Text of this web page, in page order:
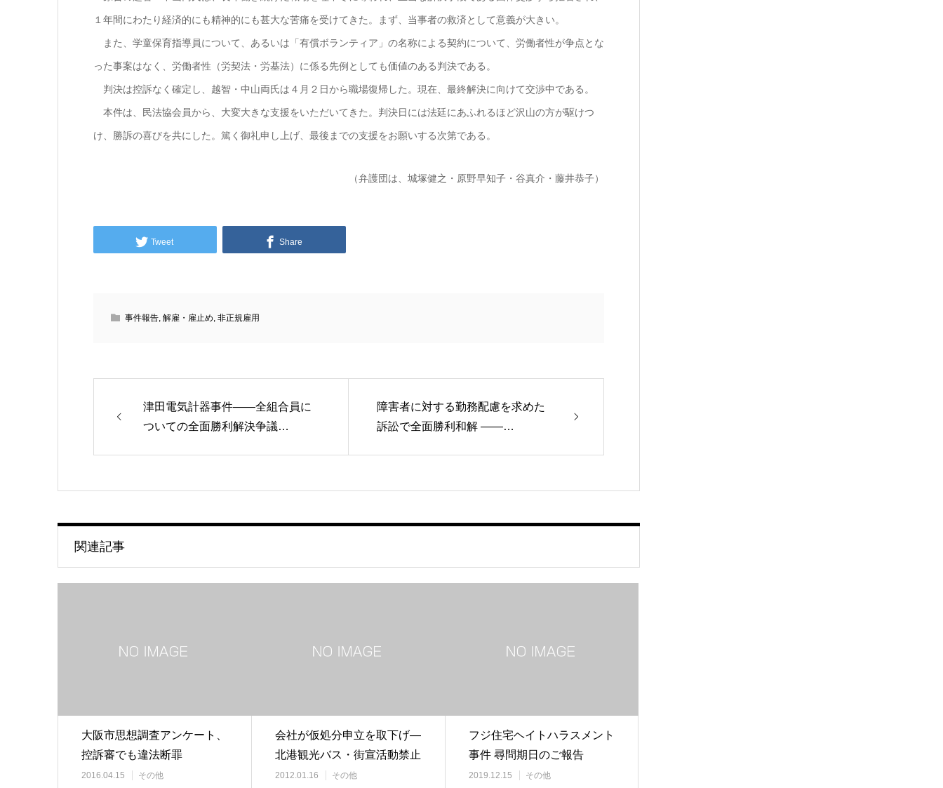
１年間にわたり経済的にも精神的にも甚大な苦痛を受けてきた。まず、当事者の救済として意義が大きい。
また、学童保育指導員について、あるいは「有償ボランティア」の名称による契約について、労働者性が争点とな
った事案はなく、労働者性（労契法・労基法）に係る先例としても価値のある判決である。
判決は控訴なく確定し、越智・中山両氏は４月２日から職場復帰した。現在、最終解決に向けて交渉中である。
本件は、民法協会員から、大変大きな支援をいただいてきた。判決日には法廷にあふれるほど沢山の方が駆けつ
け、勝訴の喜びを共にした。篤く御礼申し上げ、最後までの支援をお願いする次第である。
（弁護団は、城塚健之・原野早知子・谷真介・藤井恭子）
Tweet Share
事件報告 解雇・雇止め 非正規雇用
津田電気計器事件――全組合員に
ついての全面勝利解決争議…
障害者に対する勤務配慮を求めた
訴訟で全面勝利和解 ――…
関連記事
大阪市思想調査アンケート、
控訴審でも違法断罪
2016.04.15 その他
会社が仮処分申立を取下げ―
北港観光バス・街宣活動禁止
仮処分事件
2012.01.16 その他
フジ住宅ヘイトハラスメント
事件 尋問期日のご報告
2019.12.15 その他